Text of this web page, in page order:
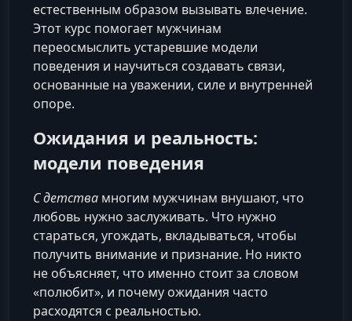
естественным образом вызывать влечение.
Этот курс помогает мужчинам
переосмыслить устаревшие модели
поведения и научиться создавать связи,
основанные на уважении, силе и внутренней
опоре.
Ожидания и реальность:
модели поведения
С детства многим мужчинам внушают, что
любовь нужно заслуживать. Что нужно
стараться, угождать, вкладываться, чтобы
получить внимание и признание. Но никто
не объясняет, что именно стоит за словом
«полюбит», и почему ожидания часто
расходятся с реальностью.